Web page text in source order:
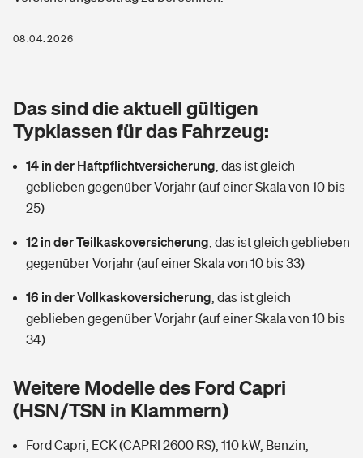
Berufshaftpflichtversicherung
Zur Übersicht
Tools
Wer versichert was: Jetzt Versicherer finden
Sie haben Fragen?
Glasversicherung
Mietkautionsversicherung
Restkreditversicherung
Tools
Hochwasser-Check: Wie gefährdet ist Ihr Haus?
Kinderunfall­ver­si­che­rung
Kinderinvalidität
Hundehalter-Haftpflicht
Handyversicherung
Private Cyberversicherung
Private Krankenversicherung
Dread-Disease-Versicherung
Tierkrankenversicherung
Zur Übersicht
Tools
Wer versichert was: Jetzt Versicherer finden
Rentenrechner: Wie viel Geld bekomme ich im Alter?
08.04.2026
Das sind die aktuell gültigen
Typklassen für das Fahrzeug:
14 in der Haftpflichtversicherung das ist gleich
geblieben gegenüber Vorjahr (auf einer Skala von 10 bis
25)
12 in der Teilkaskoversicherung das ist gleich geblieben
gegenüber Vorjahr (auf einer Skala von 10 bis 33)
16 in der Vollkaskoversicherung das ist gleich
geblieben gegenüber Vorjahr (auf einer Skala von 10 bis
34)
Weitere Modelle des Ford Capri
(HSN/TSN in Klammern)
Ford Capri, ECK (CAPRI 2600 RS), 110 kW, Benzin,